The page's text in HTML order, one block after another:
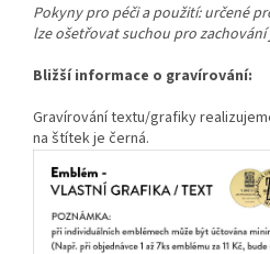
Pokyny pro péči a použití: určené
lze ošetřovat suchou pro zachování
Bližší informace o gravírování:
Gravírování textu/grafiky
na štítek je černá.